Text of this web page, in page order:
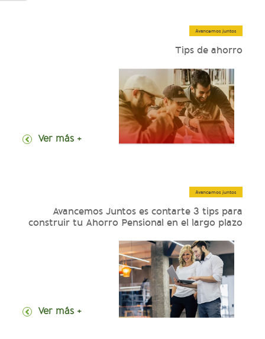
Avancemos juntos
Tips de ahorro
+ Ver más
Avancemos juntos
Avancemos Juntos es contarte 3 tips para
construir tu Ahorro Pensional en el largo plazo
+ Ver más